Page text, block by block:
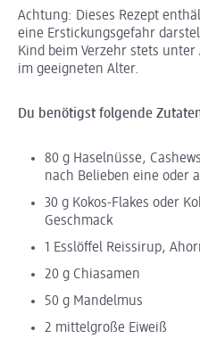
Achtung: Dieses Rezept
eine Erstickungsgefahr
Kind beim Verzehr stets
im geeigneten Alter.
Du benötigst folgende
80 g Haselnüsse,
nach Belieben eine oder
30 g Kokos-Flakes oder
Geschmack
1 Esslöffel Reissirup,
20 g Chiasamen
50 g Mandelmus
2 mittelgroße Eiweiß